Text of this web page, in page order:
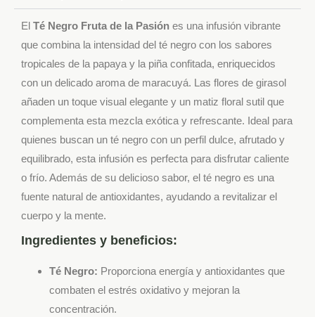
El Té Negro Fruta de la Pasión es una infusión vibrante
que combina la intensidad del té negro con los sabores
tropicales de la papaya y la piña confitada, enriquecidos
con un delicado aroma de maracuyá. Las flores de girasol
añaden un toque visual elegante y un matiz floral sutil que
complementa esta mezcla exótica y refrescante. Ideal para
quienes buscan un té negro con un perfil dulce, afrutado y
equilibrado, esta infusión es perfecta para disfrutar caliente
o frío. Además de su delicioso sabor, el té negro es una
fuente natural de antioxidantes, ayudando a revitalizar el
cuerpo y la mente.
Ingredientes y beneficios:
Té Negro: Proporciona energía y antioxidantes que
combaten el estrés oxidativo y mejoran la
concentración.